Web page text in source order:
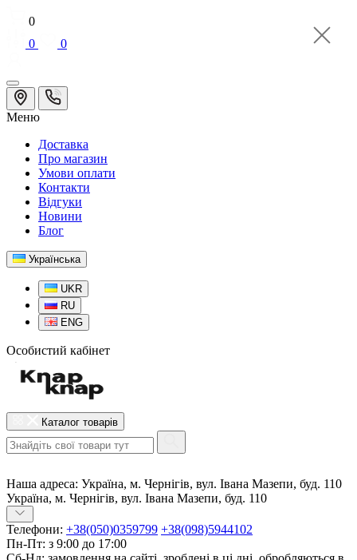
0
0
0
Меню
Доставка
Про магазин
Умови оплати
Контакти
Відгуки
Новини
Блог
Українська
UKR
RU
ENG
Особистий кабінет
Каталог товарів
Наша адреса: Україна, м. Чернігів, вул. Івана Мазепи, буд. 110
Україна, м. Чернігів, вул. Івана Мазепи, буд. 110
Телефони: +38(050)0359799 +38(098)5944102
Пн-Пт: з 9:00 до 17:00